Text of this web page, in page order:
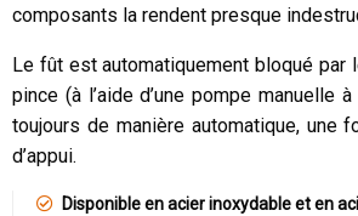
composants la rendent presque
Le fût est automatiquement bloqué par
pince (à l’aide d’une pompe manuelle
toujours de manière automatique, une
d’appui.
Disponible en acier inoxydable et en